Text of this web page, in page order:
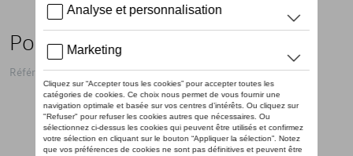
Porte-clés VW Golf 2012
Référence: 5HG087010 8XP